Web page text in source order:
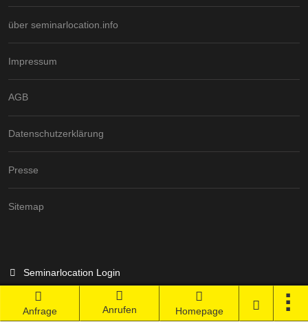
Anfrage Anrufen Homepage
über seminarlocation.info
Impressum
AGB
Datenschutzerklärung
Presse
Sitemap
Seminarlocation Login
Branchenportal Software made in Germany